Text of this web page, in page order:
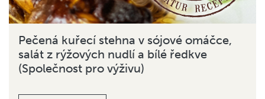
Pečená kuřecí stehna v sójové omáčce,
salát z rýžových nudlí a bílé ředkve
(Společnost pro výživu)